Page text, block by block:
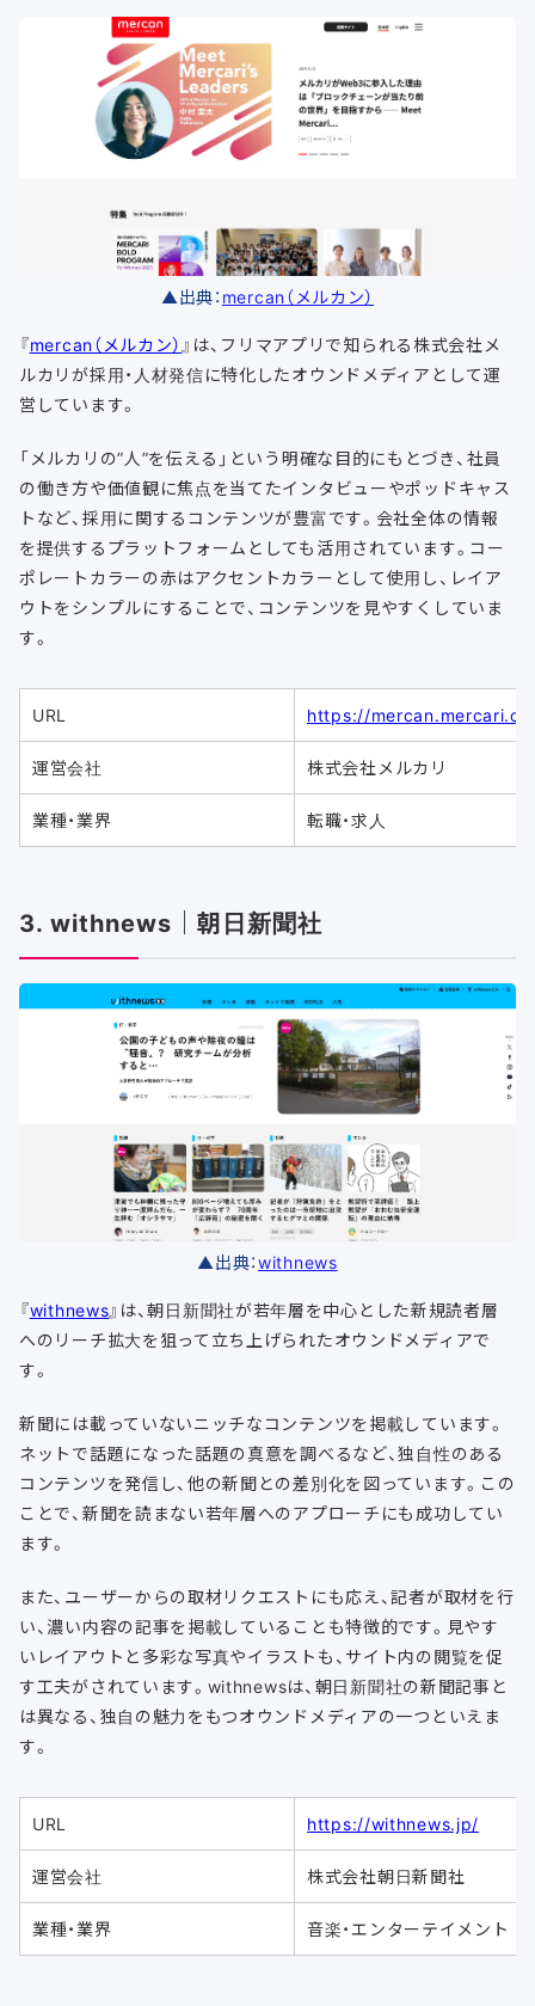
▲出典： mercan（メルカン）
『mercan（メルカン） 』は、フリマアプリで知られる株式会社メ
ルカリが採用・人材発信に特化したオウンドメディアとして運
営しています。
「メルカリの”人”を伝える」という明確な目的にもとづき、社員
の働き方や価値観に焦点を当てたインタビューやポッドキャス
トなど、採用に関するコンテンツが豊富です。会社全体の情報
を提供するプラットフォームとしても活用されています。コー
ポレートカラーの赤はアクセントカラーとして使用し、レイア
ウトをシンプルにすることで、コンテンツを見やすくしていま
す。
URL https://
運営会社 株式会社メルカリ
業種・業界 転職・求人
3. withnews｜朝日新聞社
▲出典：withnews
『withnews』は、朝日新聞社が若年層を中心とした新規読者層
へのリーチ拡大を狙って立ち上げられたオウンドメディアで
す。
新聞には載っていないニッチなコンテンツを掲載しています。
ネットで話題になった話題の真意を調べるなど、独自性のある
コンテンツを発信し、他の新聞との差別化を図っています。この
ことで、新聞を読まない若年層へのアプローチにも成功してい
ます。
また、ユーザーからの取材リクエストにも応え、記者が取材を行
い、濃い内容の記事を掲載していることも特徴的です。見やす
いレイアウトと多彩な写真やイラストも、サイト内の閲覧を促
す工夫がされています。withnewsは、朝日新聞社の新聞記事と
は異なる、独自の魅力をもつオウンドメディアの一つといえま
す。
URL https://withnews.jp/
運営会社 株式会社朝日新聞社
業種・業界 音楽・エンターテイメント